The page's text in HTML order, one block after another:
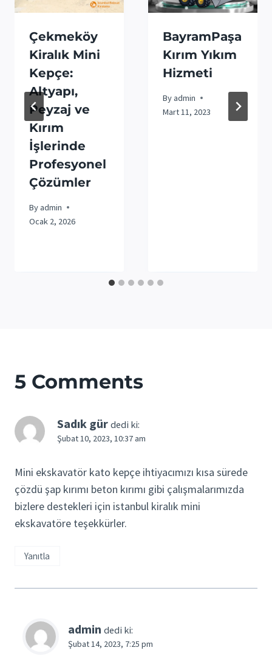
Çekmeköy
Kiralık Mini
Kepçe:
Altyapı,
Peyzaj ve
Kırım
İşlerinde
Profesyonel
Çözümler
Byadmin
Ocak 2, 2026
BayramPaşa
Kırım Yıkım
Hizmeti
Byadmin
Mart 11, 2023
5 Comments
Sadık gür dedi ki:
Şubat 10, 2023, 10:37 am
Mini ekskavatör kato kepçe ihtiyacımızı kısa sürede
çözdü şap kırımı beton kırımı gibi çalışmalarımızda
bizlere destekleri için istanbul kiralık mini
ekskavatöre teşekkürler.
Yanıtla
admin dedi ki:
Şubat 14, 2023, 7:25 pm